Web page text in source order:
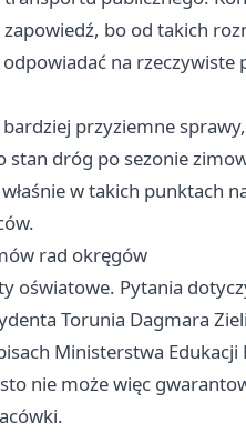
bo od takich
na rzeczywiste
przyziemne
stan dróg po sezonie
w takich punktach
rad okręgów
oświatowe. Pytania
Torunia Dagmara
Ministerstwa
nie może więc